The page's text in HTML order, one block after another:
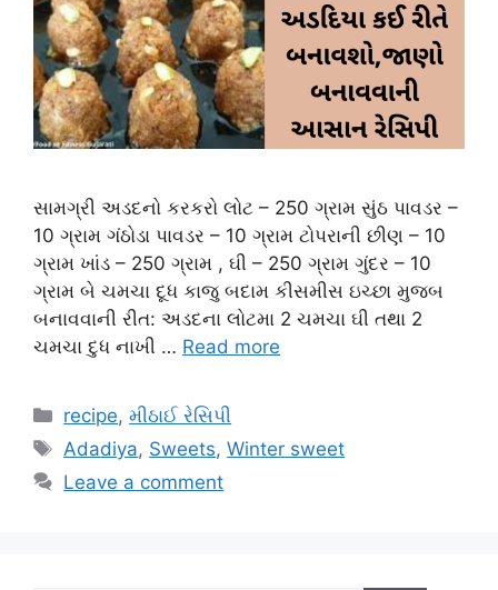
સામગ્રી અડદનો કરકરો લોટ – 250 ગ્રામ સુંઠ પાવડર –
10 ગ્રામ ગંઠોડા પાવડર – 10 ગ્રામ ટોપરાની છીણ – 10
ગ્રામ ખાંડ – 250 ગ્રામ , ઘી – 250 ગ્રામ ગુંદર – 10
ગ્રામ બે ચમચા દૂધ કાજુ બદામ કીસમીસ ઇચ્છા મુજબ
બનાવવાની રીત: અડદના લોટમા 2 ચમચા ઘી તથા 2
ચમચા દુધ નાખી … Read more
Categories
recipe,મીઠાઈ રેસિપી
Tags
Adadiya, Sweets,Winter sweet
Leave a comment